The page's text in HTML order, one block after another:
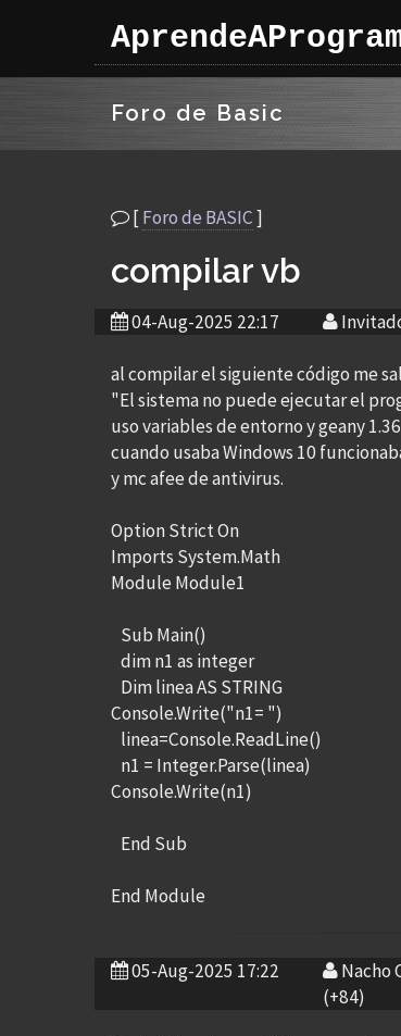
Foro de Basic
[Foro de BASIC]
compilar vb
04-Aug-2025 22:17
al compilar el siguiente código me
"El sistema no puede ejecutar el
uso variables de entorno y geany 1.36
cuando usaba Windows 10
y mc afee de antivirus.
Option Strict On
Imports System.Math
Module Module1
Sub Main()
dim n1 as integer
Dim linea AS STRING
Console.Write("n1= ")
linea=Console.ReadLine()
n1 = Integer.Parse(linea)
Console.Write(n1)
End Sub
End Module
05-Aug-2025 17:22
Nacho
(+84)